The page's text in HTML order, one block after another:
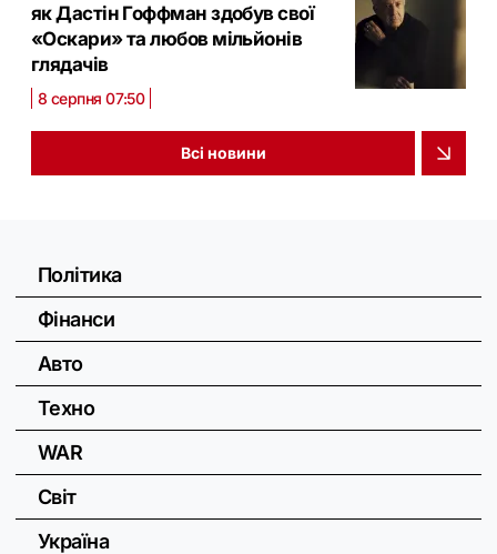
як Дастін Гоффман здобув свої
«Оскари» та любов мільйонів
глядачів
8 серпня 07:50
Всі новини
Політика
Фінанси
Авто
Техно
WAR
Світ
Україна